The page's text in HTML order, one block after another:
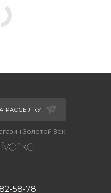
РАССЫЛКУ
Золотой Век
58-78